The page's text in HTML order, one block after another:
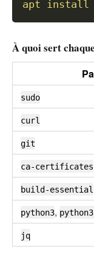
apt install
À quoi sert
sudo
curl
git
ca-certificates
build-essential
python3,
jq